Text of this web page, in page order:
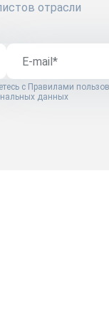
отрасли
с Правилами
данных